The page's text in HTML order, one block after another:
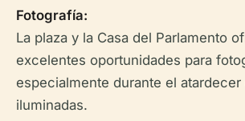
Fotografía:
La plaza y la Casa del Parlamento
excelentes oportunidades para
especialmente durante el atardecer
iluminadas.